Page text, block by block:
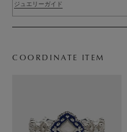
ジュエリーガイド
COORDINATE ITEM